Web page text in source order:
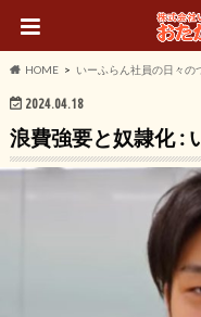
HOME いーふらん社員の日々の
2024.04.18
浪費強要と奴隷化 :